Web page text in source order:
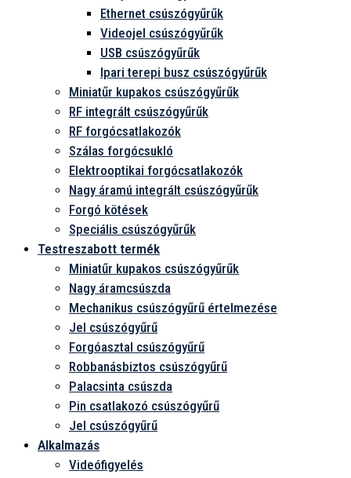
Ethernet csúszógyűrűk
Videojel csúszógyűrűk
USB csúszógyűrűk
Ipari terepi busz csúszógyűrűk
Miniatűr kupakos csúszógyűrűk
RF integrált csúszógyűrűk
RF forgócsatlakozók
Szálas forgócsukló
Elektrooptikai forgócsatlakozók
Nagy áramú integrált csúszógyűrűk
Forgó kötések
Speciális csúszógyűrűk
Testreszabott termék
Miniatűr kupakos csúszógyűrűk
Nagy áramcsúszda
Mechanikus csúszógyűrű értelmezése
Jel csúszógyűrű
Forgóasztal csúszógyűrű
Robbanásbiztos csúszógyűrű
Palacsinta csúszda
Pin csatlakozó csúszógyűrű
Jel csúszógyűrű
Alkalmazás
Videófigyelés